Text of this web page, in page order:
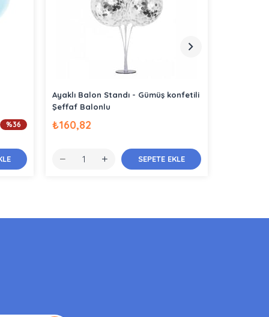
%36
Ayaklı Balon Standı - Gümüş konfetili
Şeffaf Balonlu
₺160,82
SEPETE EKLE